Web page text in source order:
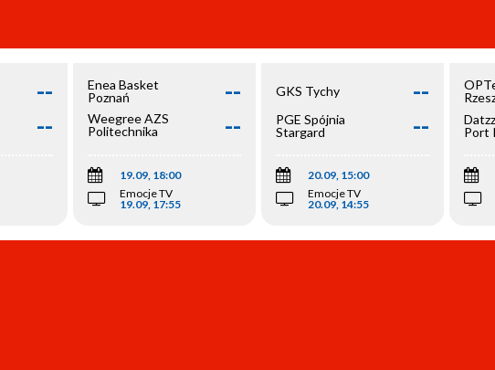
--
--
Enea Basket
Poznań
--
Weegree AZS
Politechnika
--
19.09, 18:00
Emocje TV
19.09, 17:55
GKS Tychy --
PGE Spójnia
Stargard
--
20.09, 15:00
Emocje TV
20.09, 14:55
Port